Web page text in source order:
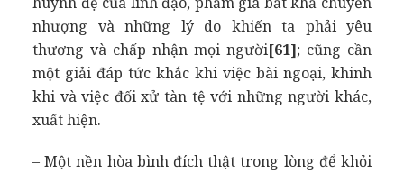
nhượng và những lý do khiến ta phải yêu
thương và chấp nhận mọi người[61]; cũng cần
một giải đáp tức khắc khi việc bài ngoại, khinh
khi và việc đối xử tàn tệ với những người khác,
xuất hiện.
– Một nền hòa bình đích thật trong lòng để khỏi